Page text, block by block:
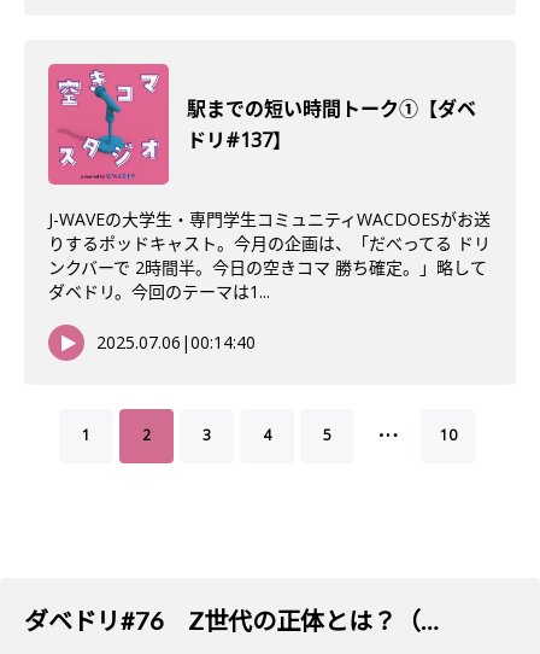
駅までの短い時間トーク①【ダベ
ドリ#137】
J-WAVEの大学生・専門学生コミュニティWACDOESがお送
りするポッドキャスト。今月の企画は、「だべってる ドリ
ンクバーで 2時間半。今日の空きコマ 勝ち確定。」略して
ダベドリ。今回のテーマは1...
2025.07.06 |00:14:40
1 2 3 4 5 … 10
ダベドリ#76 Z世代の正体とは？（後編）